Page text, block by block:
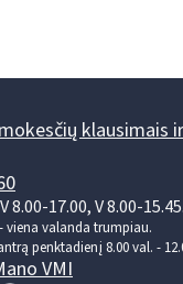
klausimais
8.00-17.00, V 8.00-15.45.
viena valanda trumpiau.
penktadienį 8.00 val. -
VMI